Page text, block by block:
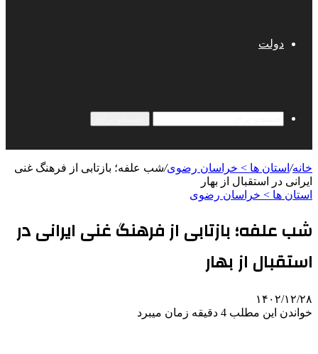
دولت
خانه/ استان ها > خراسان رضوی/شب علفه؛ بازتابی از فرهنگ غنی
ایرانی در استقبال از بهار
استان ها > خراسان رضوی
شب علفه؛ بازتابی از فرهنگ غنی ایرانی در
استقبال از بهار
۱۴۰۲/۱۲/۲۸
خواندن این مطلب 4 دقیقه زمان میبرد